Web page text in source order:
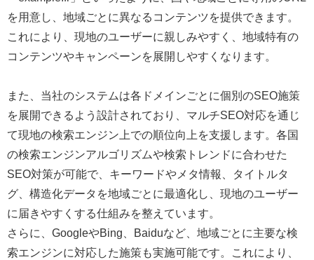
を用意し、地域ごとに異なるコンテンツを提供できます。
これにより、現地のユーザーに親しみやすく、地域特有の
コンテンツやキャンペーンを展開しやすくなります。
また、当社のシステムは各ドメインごとに個別のSEO施策
を展開できるよう設計されており、マルチSEO対応を通じ
て現地の検索エンジン上での順位向上を支援します。各国
の検索エンジンアルゴリズムや検索トレンドに合わせた
SEO対策が可能で、キーワードやメタ情報、タイトルタ
グ、構造化データを地域ごとに最適化し、現地のユーザー
に届きやすくする仕組みを整えています。
さらに、GoogleやBing、Baiduなど、地域ごとに主要な検
索エンジンに対応した施策も実施可能です。これにより、